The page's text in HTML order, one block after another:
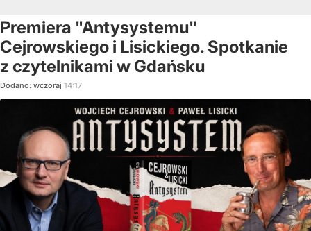
Premiera "Antysystemu"
Cejrowskiego i Lisickiego. Spotkanie
z czytelnikami w Gdańsku
Dodano: wczoraj 14:17